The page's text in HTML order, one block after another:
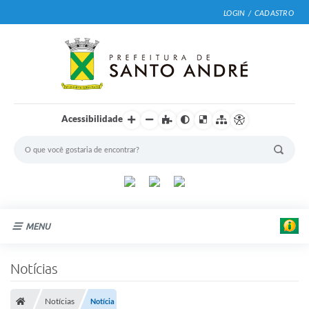
LOGIN / CADASTRO
Acessibilidade
MENU
Notícias
Notícias Notícia